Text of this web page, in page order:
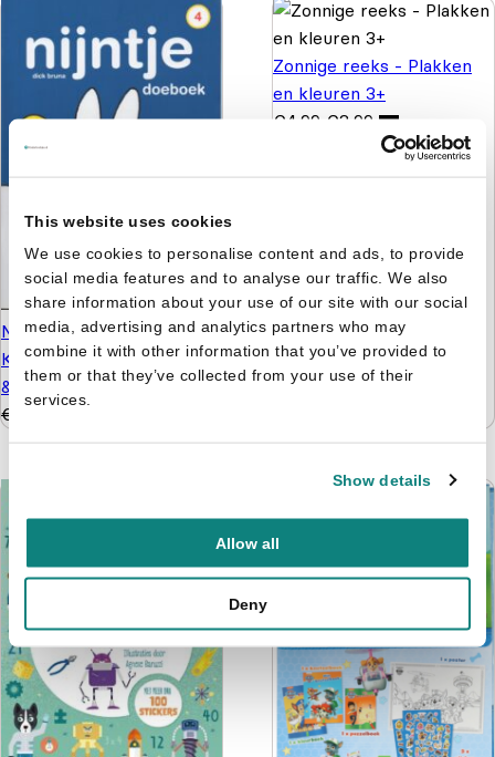
This website uses cookies
We use cookies to personalise content and ads, to provide
social media features and to analyse our traffic. We also
share information about your use of our site with our social
media, advertising and analytics partners who may
combine it with other information that you’ve provided to
them or that they’ve collected from your use of their
services.
Show details
Allow all
Deny
Nijntje - Doeboek 4 -
Kijken, kleuren, knutselen
& tellen
€
Zonnige reeks - Plakken
en kleuren 3+
€ 4,99 €3,99